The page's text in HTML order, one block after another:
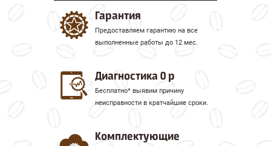
Гарантия
Предоставляем гарантию на все
выполненные работы до 12 мес.
Диагностика 0 р
Бесплатно* выявим причину
неисправности в кратчайшие сроки.
Комплектующие